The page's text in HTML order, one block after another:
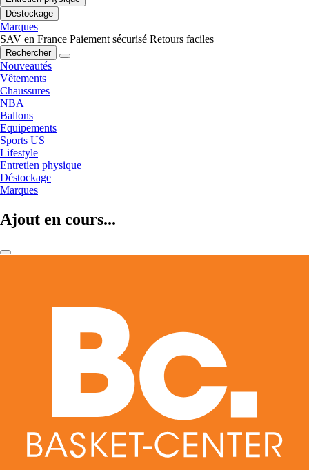
Déstockage
Marques
SAV en France Paiement sécurisé Retours faciles
Rechercher
Nouveautés
Vêtements
Chaussures
NBA
Ballons
Equipements
Sports US
Lifestyle
Entretien physique
Déstockage
Marques
Ajout en cours...